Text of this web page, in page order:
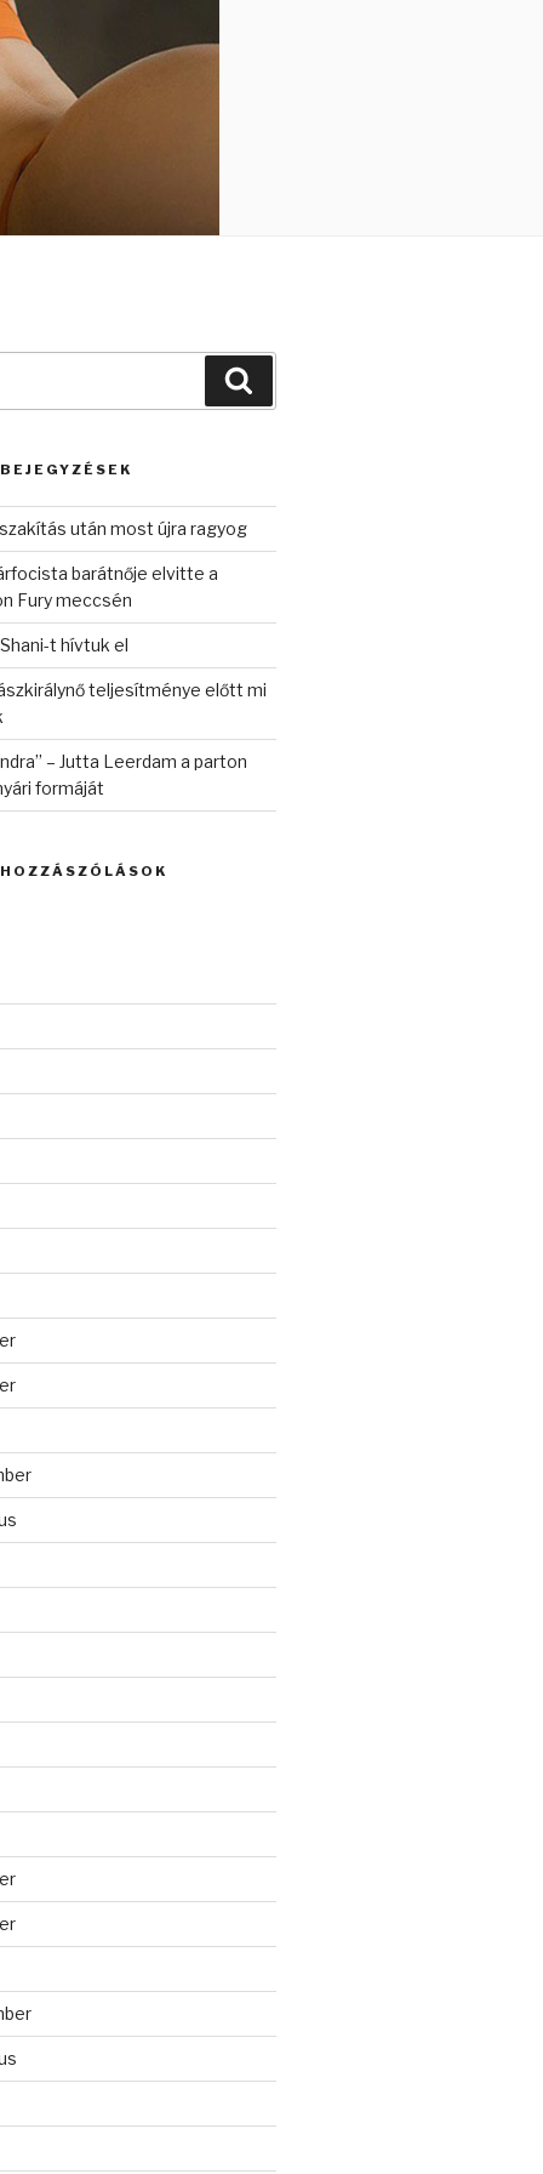
után most újra ragyog
barátnője elvitte a
Fury meccsén
t hívtuk el
teljesítménye előtt mi
– Jutta Leerdam a parton
formáját